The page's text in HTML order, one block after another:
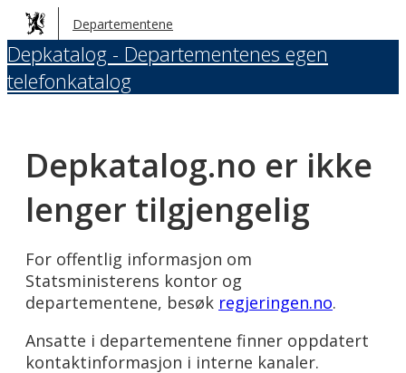
Hopp
til
hovedinnhold
Departementene
Depkatalog - Departementenes egen
telefonkatalog
Depkatalog.no er ikke
lenger tilgjengelig
For offentlig informasjon om
Statsministerens kontor og
departementene, besøk regjeringen.no.
Ansatte i departementene finner oppdatert
kontaktinformasjon i interne kanaler.